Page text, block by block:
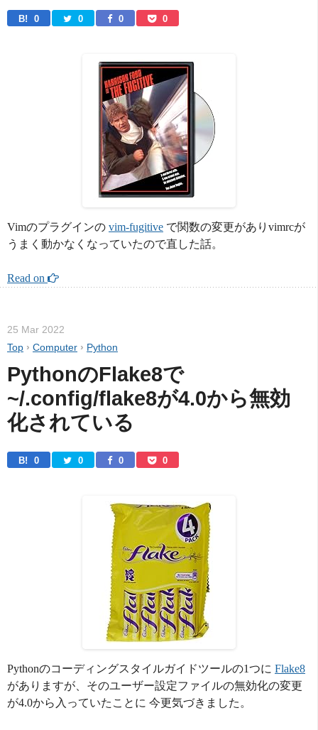
B! 0 0 0 0
Vimのプラグインの vim-fugitive で関数の変更がありvimrcが
うまく動かなくなっていたので直した話。
Read on
25 Mar 2022
Top › Computer › Python
PythonのFlake8で
~/.config/flake8が4.0から無効
化されている
B! 0 0 0 0
Pythonのコーディングスタイルガイドツールの1つに Flake8
がありますが、そのユーザー設定ファイルの無効化の変更
が4.0から入っていたことに 今更気づきました。